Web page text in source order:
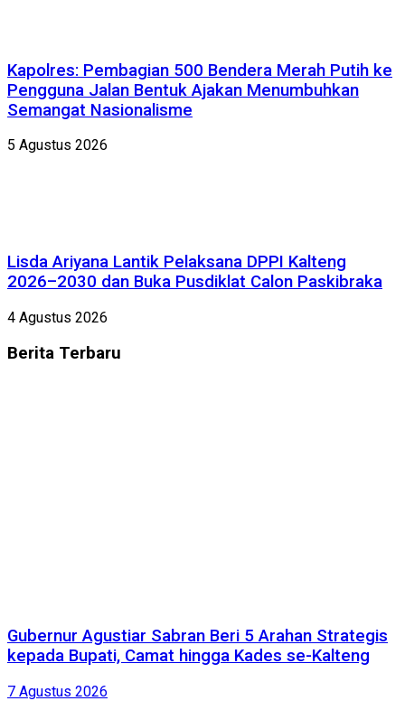
Kapolres: Pembagian 500 Bendera Merah Putih ke
Pengguna Jalan Bentuk Ajakan Menumbuhkan
Semangat Nasionalisme
5 Agustus 2026
Lisda Ariyana Lantik Pelaksana DPPI Kalteng
2026–2030 dan Buka Pusdiklat Calon Paskibraka
4 Agustus 2026
Berita Terbaru
Gubernur Agustiar Sabran Beri 5 Arahan Strategis
kepada Bupati, Camat hingga Kades se-Kalteng
7 Agustus 2026